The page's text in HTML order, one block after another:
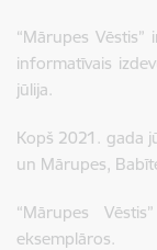
“Mārupes
informatīvais
jūlija.
Kopš 2021. gada
un Mārupes,
“Mārupes
eksemplāros.